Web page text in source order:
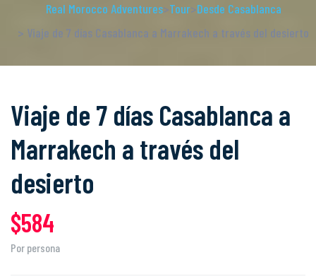
Real Morocco Adventures>Tour>Desde Casablanca
> Viaje de 7 días Casablanca a Marrakech a través del desierto
Viaje de 7 días Casablanca a
Marrakech a través del
desierto
$584
Por persona